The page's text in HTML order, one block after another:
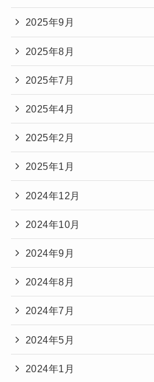
2025年9月
2025年8月
2025年7月
2025年4月
2025年2月
2025年1月
2024年12月
2024年10月
2024年9月
2024年8月
2024年7月
2024年5月
2024年1月